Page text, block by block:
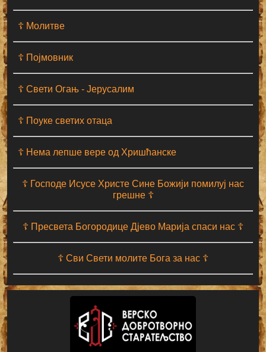
☦ Молитве
☦ Појмовник
☦ Свети Огањ - Јерусалим
☦ Поуке светих отаца
☦ Нема лепше вере од Хришћанске
☦ Господе Исусе Христе Сине Божији помилуј нас
грешне ☦
☦ Пресвета Богородице Дјево Марија спаси нас ☦
☦ Сви Свети молите Бога за нас ☦